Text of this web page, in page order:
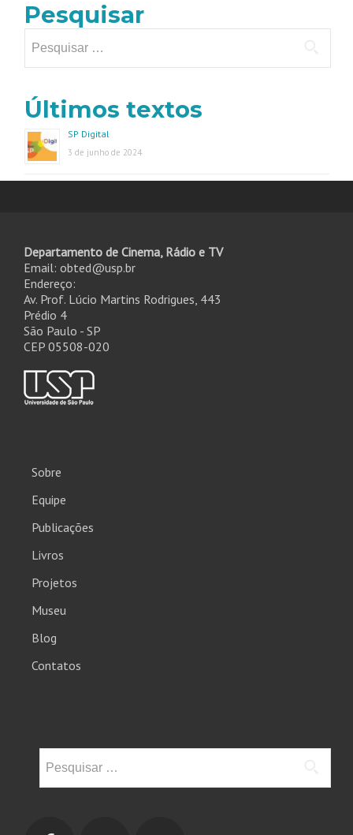
Pesquisar
Últimos textos
SP Digital
3 de junho de 2024
Departamento de Cinema, Rádio e TV
Email: obted@usp.br
Endereço:
Av. Prof. Lúcio Martins Rodrigues, 443
Prédio 4
São Paulo - SP
CEP 05508-020
Sobre
Equipe
Publicações
Livros
Projetos
Museu
Blog
Contatos